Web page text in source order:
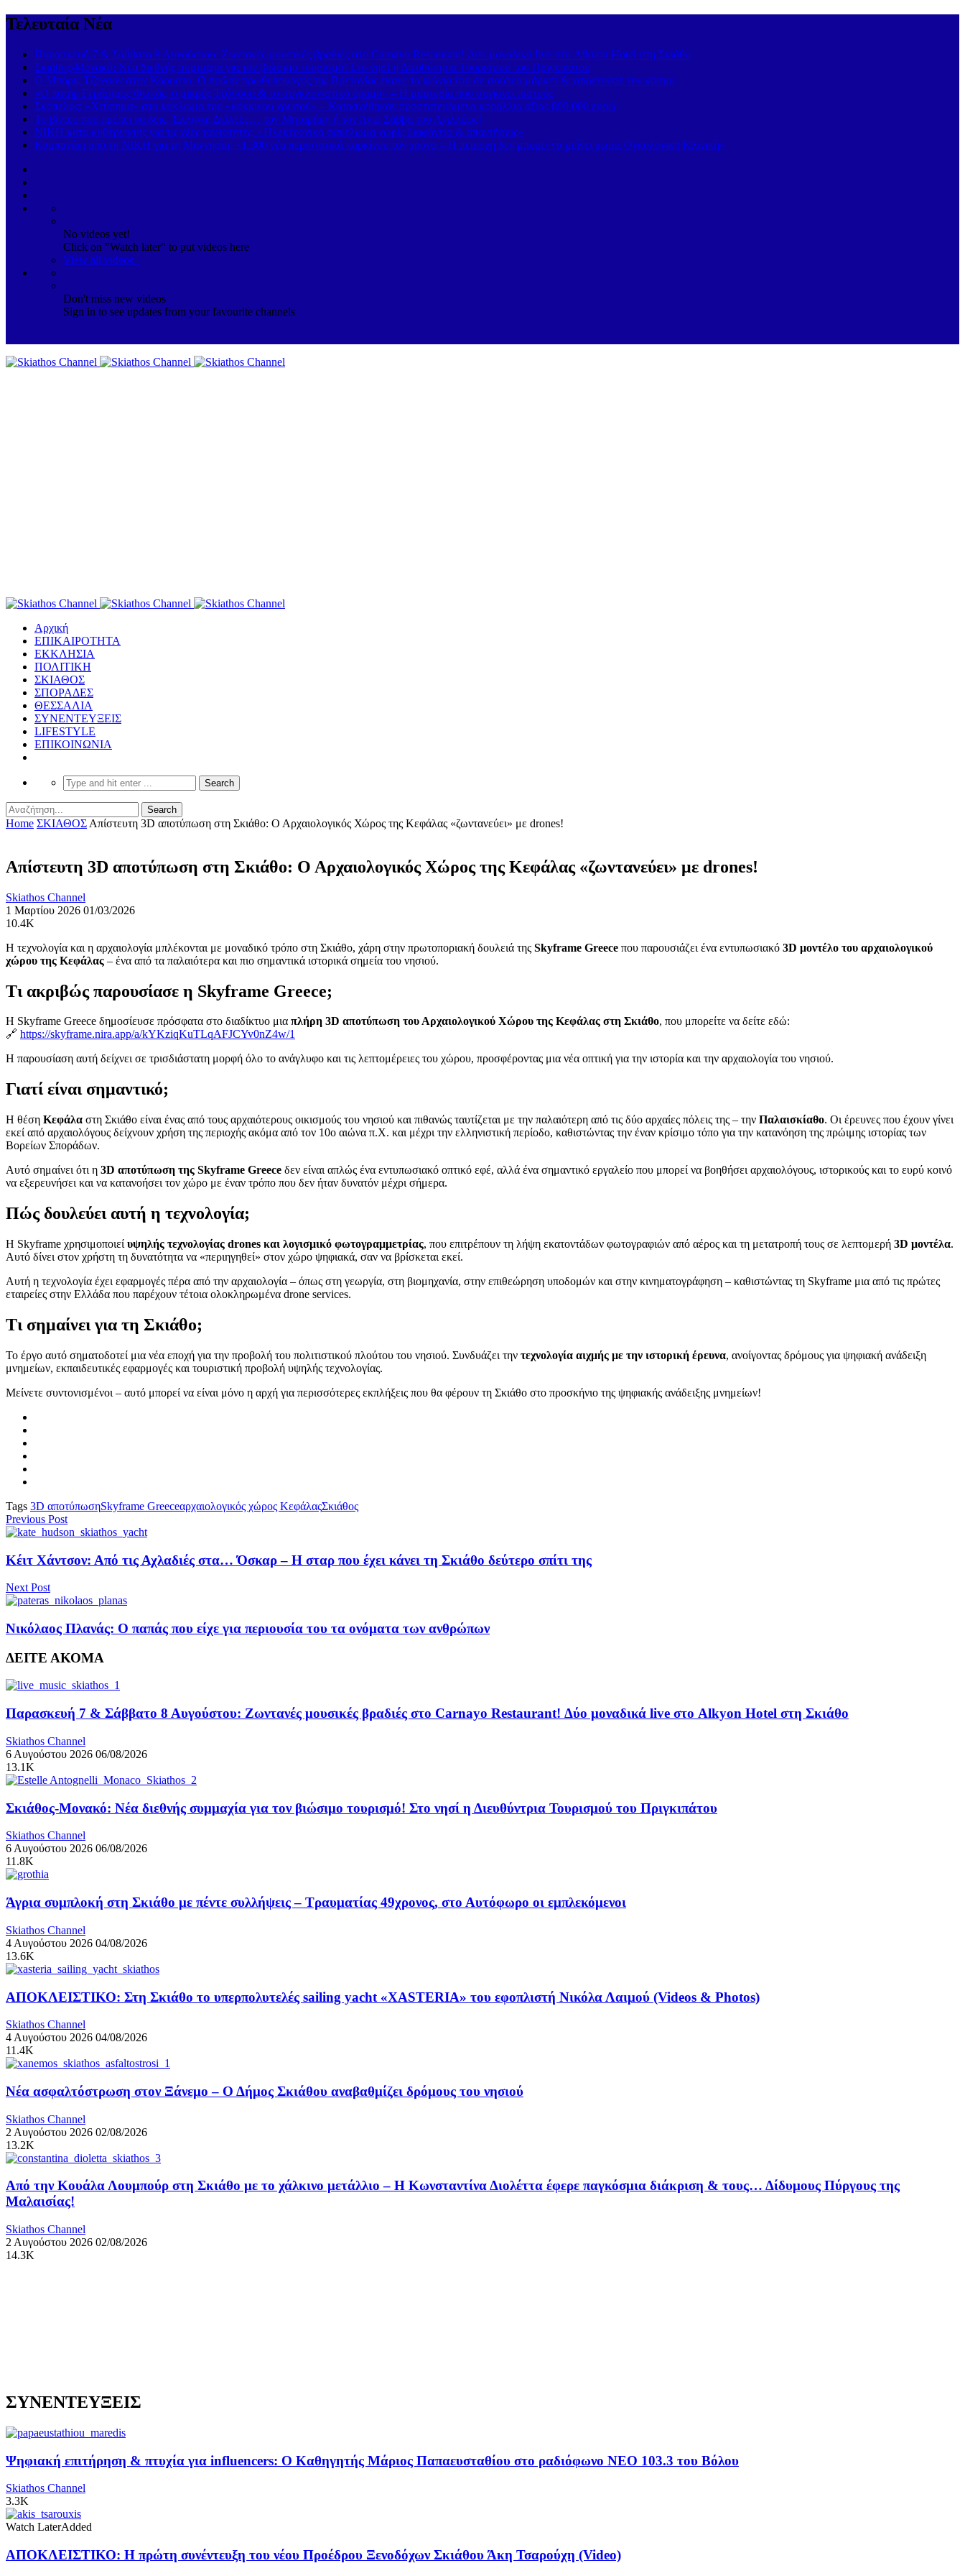
Τελευταία Νέα
Παρασκευή 7 & Σάββατο 8 Αυγούστου: Ζωντανές μουσικές βραδιές στο Carnayo Restaurant! Δύο μοναδικά live στο Alkyon Hotel στη Σκιάθο
Σκιάθος-Μονακό: Νέα διεθνής συμμαχία για τον βιώσιμο τουρισμό! Στο νησί η Διευθύντρια Τουρισμού του Πριγκιπάτου
Ο Μπόρις Τζόνσον στην Κάρυστο: Ο πρώην πρωθυπουργός της Βρετανίας έκανε τα ψώνια του σε σούπερ μάρκετ & χαιρετούσε τον κόσμο
«Ο πατήρ Γεράσιμος Φωκάς, ο μικρός Τζόσουα & το συγκλονιστικό όραμα» – Η μαρτυρία που συγκινεί πιστούς
Σκόπελος: «Χτύπημα» στο κύκλωμα του «κόκκινου χρυσού» – Κατασχέθηκαν προστατευόμενα κοράλλια αξίας 800.000 ευρώ
Το βίντεο που πρέπει να δεις, Έλληνα: Διάλεξε… τον Μηταράκη ή τον Άγιο Σάββα του Αχιλλέως!
ΝΙΚΗ κατά κυβέρνησης για τις νέες ταυτότητες: «Ηλεκτρονικό φακέλωμα χωρίς διαφάνεια & απαντήσεις»
Καμπανάκι από τη ΝΙΚΗ για τη Μαγνησία: «1.300 νέα περιστατικά καρκίνου τον χρόνο – Η περιοχή δεν μπορεί να μείνει χωρίς Ογκολογική Κλινική»
No videos yet!
Click on "Watch later" to put videos here
View all videos
Don't miss new videos
Sign in to see updates from your favourite channels
Αρχική
ΕΠΙΚΑΙΡΟΤΗΤΑ
ΕΚΚΛΗΣΙΑ
ΠΟΛΙΤΙΚΗ
ΣΚΙΑΘΟΣ
ΣΠΟΡΑΔΕΣ
ΘΕΣΣΑΛΙΑ
ΣΥΝΕΝΤΕΥΞΕΙΣ
LIFESTYLE
ΕΠΙΚΟΙΝΩΝΙΑ
Home ΣΚΙΑΘΟΣ Απίστευτη 3D αποτύπωση στη Σκιάθο: Ο Αρχαιολογικός Χώρος της Κεφάλας «ζωντανεύει» με drones!
Απίστευτη 3D αποτύπωση στη Σκιάθο: Ο Αρχαιολογικός Χώρος της Κεφάλας «ζωντανεύει» με drones!
Skiathos Channel
1 Μαρτίου 2026 01/03/2026
10.4K
Η τεχνολογία και η αρχαιολογία μπλέκονται με μοναδικό τρόπο στη Σκιάθο, χάρη στην πρωτοποριακή δουλειά της Skyframe Greece που παρουσιάζει ένα εντυπωσιακό 3D μοντέλο του αρχαιολογικού
χώρου της Κεφάλας – ένα από τα παλαιότερα και πιο σημαντικά ιστορικά σημεία του νησιού.
Τι ακριβώς παρουσίασε η Skyframe Greece;
Η Skyframe Greece δημοσίευσε πρόσφατα στο διαδίκτυο μια πλήρη 3D αποτύπωση του Αρχαιολογικού Χώρου της Κεφάλας στη Σκιάθο, που μπορείτε να δείτε εδώ:
🔗 https://skyframe.nira.app/a/kYKziqKuTLqAFJCYv0nZ4w/1
Η παρουσίαση αυτή δείχνει σε τρισδιάστατη μορφή όλο το ανάγλυφο και τις λεπτομέρειες του χώρου, προσφέροντας μια νέα οπτική για την ιστορία και την αρχαιολογία του νησιού.
Γιατί είναι σημαντικό;
Η θέση Κεφάλα στη Σκιάθο είναι ένας από τους αρχαιότερους οικισμούς του νησιού και πιθανώς ταυτίζεται με την παλαιότερη από τις δύο αρχαίες πόλεις της – την Παλαισκίαθο. Οι έρευνες που έχουν γίνει
εκεί από αρχαιολόγους δείχνουν χρήση της περιοχής ακόμα από τον 10ο αιώνα π.Χ. και μέχρι την ελληνιστική περίοδο, καθιστώντας την έναν κρίσιμο τόπο για την κατανόηση της πρώιμης ιστορίας των
Βορείων Σποράδων.
Αυτό σημαίνει ότι η 3D αποτύπωση της Skyframe Greece δεν είναι απλώς ένα εντυπωσιακό οπτικό εφέ, αλλά ένα σημαντικό εργαλείο που μπορεί να βοηθήσει αρχαιολόγους, ιστορικούς και το ευρύ κοινό
να εξερευνήσει και να κατανοήσει τον χώρο με έναν τρόπο που δεν ήταν δυνατόν μέχρι σήμερα.
Πώς δουλεύει αυτή η τεχνολογία;
Η Skyframe χρησιμοποιεί υψηλής τεχνολογίας drones και λογισμικό φωτογραμμετρίας, που επιτρέπουν τη λήψη εκατοντάδων φωτογραφιών από αέρος και τη μετατροπή τους σε λεπτομερή 3D μοντέλα.
Αυτό δίνει στον χρήστη τη δυνατότητα να «περιηγηθεί» στον χώρο ψηφιακά, σαν να βρίσκεται εκεί.
Αυτή η τεχνολογία έχει εφαρμογές πέρα από την αρχαιολογία – όπως στη γεωργία, στη βιομηχανία, στην επιθεώρηση υποδομών και στην κινηματογράφηση – καθιστώντας τη Skyframe μια από τις πρώτες
εταιρείες στην Ελλάδα που παρέχουν τέτοια ολοκληρωμένα drone services.
Τι σημαίνει για τη Σκιάθο;
Το έργο αυτό σηματοδοτεί μια νέα εποχή για την προβολή του πολιτιστικού πλούτου του νησιού. Συνδυάζει την τεχνολογία αιχμής με την ιστορική έρευνα, ανοίγοντας δρόμους για ψηφιακή ανάδειξη
μνημείων, εκπαιδευτικές εφαρμογές και τουριστική προβολή υψηλής τεχνολογίας.
Μείνετε συντονισμένοι – αυτό μπορεί να είναι μόνο η αρχή για περισσότερες εκπλήξεις που θα φέρουν τη Σκιάθο στο προσκήνιο της ψηφιακής ανάδειξης μνημείων!
Tags 3D αποτύπωσηSkyframe Greeceαρχαιολογικός χώρος ΚεφάλαςΣκιάθος
Previous Post
Κέιτ Χάντσον: Από τις Αχλαδιές στα… Όσκαρ – Η σταρ που έχει κάνει τη Σκιάθο δεύτερο σπίτι της
Next Post
Νικόλαος Πλανάς: Ο παπάς που είχε για περιουσία του τα ονόματα των ανθρώπων
ΔΕΙΤΕ ΑΚΟΜΑ
Παρασκευή 7 & Σάββατο 8 Αυγούστου: Ζωντανές μουσικές βραδιές στο Carnayo Restaurant! Δύο μοναδικά live στο Alkyon Hotel στη Σκιάθο
Skiathos Channel
6 Αυγούστου 2026 06/08/2026
13.1K
Σκιάθος-Μονακό: Νέα διεθνής συμμαχία για τον βιώσιμο τουρισμό! Στο νησί η Διευθύντρια Τουρισμού του Πριγκιπάτου
Skiathos Channel
6 Αυγούστου 2026 06/08/2026
11.8K
Άγρια συμπλοκή στη Σκιάθο με πέντε συλλήψεις – Τραυματίας 49χρονος, στο Αυτόφωρο οι εμπλεκόμενοι
Skiathos Channel
4 Αυγούστου 2026 04/08/2026
13.6K
ΑΠΟΚΛΕΙΣΤΙΚΟ: Στη Σκιάθο το υπερπολυτελές sailing yacht «XASTERIA» του εφοπλιστή Νικόλα Λαιμού (Videos & Photos)
Skiathos Channel
4 Αυγούστου 2026 04/08/2026
11.4K
Νέα ασφαλτόστρωση στον Ξάνεμο – Ο Δήμος Σκιάθου αναβαθμίζει δρόμους του νησιού
Skiathos Channel
2 Αυγούστου 2026 02/08/2026
13.2K
Από την Κουάλα Λουμπούρ στη Σκιάθο με το χάλκινο μετάλλιο – Η Κωνσταντίνα Διολέττα έφερε παγκόσμια διάκριση & τους… Δίδυμους Πύργους της
Μαλαισίας!
Skiathos Channel
2 Αυγούστου 2026 02/08/2026
14.3K
ΣΥΝΕΝΤΕΥΞΕΙΣ
Ψηφιακή επιτήρηση & πτυχία για influencers: Ο Καθηγητής Μάριος Παπαευσταθίου στο ραδιόφωνο NEO 103.3 του Βόλου
Skiathos Channel
3.3K
Watch LaterAdded
ΑΠΟΚΛΕΙΣΤΙΚΟ: Η πρώτη συνέντευξη του νέου Προέδρου Ξενοδόχων Σκιάθου Άκη Τσαρούχη (Video)